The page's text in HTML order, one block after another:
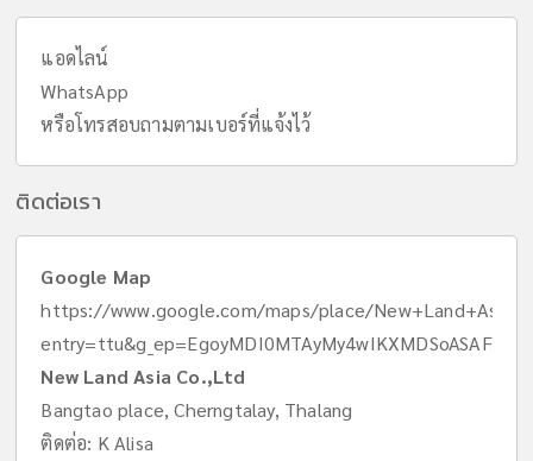
แอดไลน์
WhatsApp
หรือโทรสอบถามตามเบอร์ที่แจ้งไว้
ติดต่อเรา
Google Map
https://www.google.com/maps/place/New+Land+Asia/
New Land Asia Co.,Ltd
Bangtao place, Cherngtalay, Thalang
ติดต่อ: K Alisa